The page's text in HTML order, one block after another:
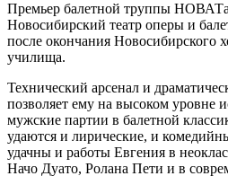
Премьер балетной труппы НОВАТа
Новосибирский театр оперы и
после окончания Новосибирского
училища.
Технический арсенал и
позволяет ему на высоком уровне
мужские партии в балетной
удаются и лирические, и
удачны и работы Евгения в
Начо Дуато, Ролана Пети и в